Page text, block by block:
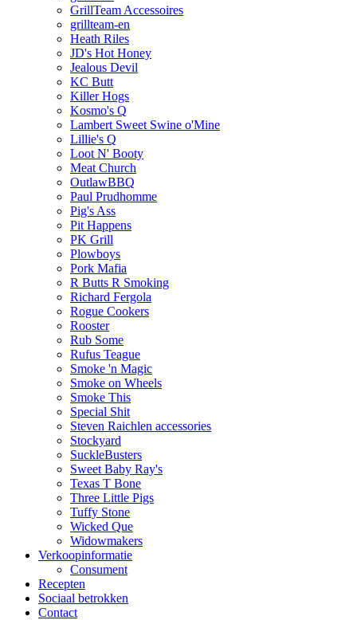
GrillTeam Accessoires
grillteam-en
Heath Riles
JD's Hot Honey
Jealous Devil
KC Butt
Killer Hogs
Kosmo's Q
Lambert Sweet Swine o'Mine
Lillie's Q
Loot N' Booty
Meat Church
OutlawBBQ
Paul Prudhomme
Pig's Ass
Pit Happens
PK Grill
Plowboys
Pork Mafia
R Butts R Smoking
Richard Fergola
Rogue Cookers
Rooster
Rub Some
Rufus Teague
Smoke 'n Magic
Smoke on Wheels
Smoke This
Special Shit
Steven Raichlen accessories
Stockyard
SuckleBusters
Sweet Baby Ray's
Texas T Bone
Three Little Pigs
Tuffy Stone
Wicked Que
Widowmakers
Verkoopinformatie
Consument
Recepten
Sociaal betrokken
Contact